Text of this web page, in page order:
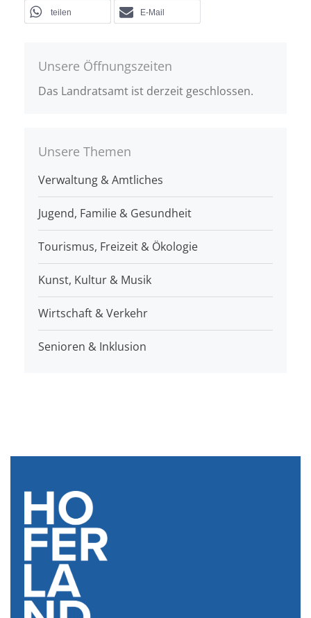
teilen E-Mail
Unsere Öffnungszeiten
Das Landratsamt ist derzeit geschlossen.
Unsere Themen
Verwaltung & Amtliches
Jugend, Familie & Gesundheit
Tourismus, Freizeit & Ökologie
Kunst, Kultur & Musik
Wirtschaft & Verkehr
Senioren & Inklusion